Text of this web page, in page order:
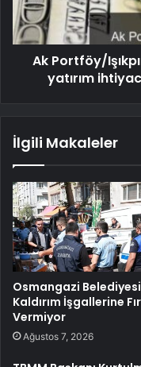
Ak Portföy/
yatırım
İlgili Makaleler
Osmangazi Belediyesi
Kaldırım İşgallerine
Vermiyor
Ağustos 7, 2026